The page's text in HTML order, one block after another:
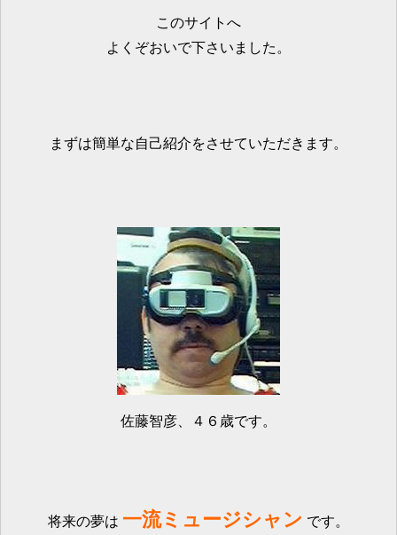
このサイトへ
よくぞおいで下さいました。
まずは簡単な自己紹介をさせていただきます。
佐藤智彦、４６歳です。
将来の夢は 一流ミュージシャン です。